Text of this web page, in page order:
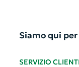
Siamo qui
SERVIZIO